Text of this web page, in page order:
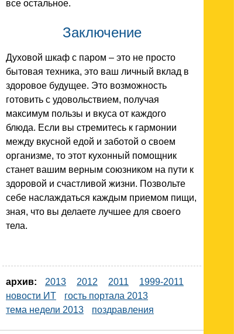
все остальное.
Заключение
Духовой шкаф с паром – это не просто
бытовая техника, это ваш личный вклад в
здоровое будущее. Это возможность
готовить с удовольствием, получая
максимум пользы и вкуса от каждого
блюда. Если вы стремитесь к гармонии
между вкусной едой и заботой о своем
организме, то этот кухонный помощник
станет вашим верным союзником на пути к
здоровой и счастливой жизни. Позвольте
себе наслаждаться каждым приемом пищи,
зная, что вы делаете лучшее для своего
тела.
архив: 2013 2012 2011
1999-2011
новости ИТ
гость портала 2013
тема недели 2013
поздравления